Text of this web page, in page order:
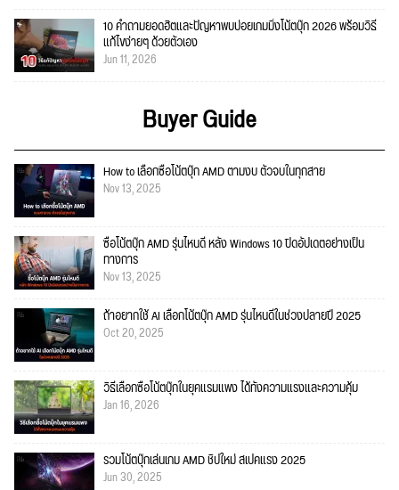
10 คำถามยอดฮิตและปัญหาพบบ่อยเกมมิ่งโน้ตบุ๊ก 2026 พร้อมวิธี
แก้ไขง่ายๆ ด้วยตัวเอง
Jun 11, 2026
Buyer Guide
How to เลือกซื้อโน้ตบุ๊ก AMD ตามงบ ตัวจบในทุกสาย
Nov 13, 2025
ซื้อโน้ตบุ๊ก AMD รุ่นไหนดี หลัง Windows 10 ปิดอัปเดตอย่างเป็น
ทางการ
Nov 13, 2025
ถ้าอยากใช้ AI เลือกโน้ตบุ๊ก AMD รุ่นไหนดีในช่วงปลายปี 2025
Oct 20, 2025
วิธีเลือกซื้อโน้ตบุ๊กในยุคแรมแพง ได้ทั้งความแรงและความคุ้ม
Jan 16, 2026
รวมโน้ตบุ๊กเล่นเกม AMD ชิปใหม่ สเปคแรง 2025
Jun 30, 2025